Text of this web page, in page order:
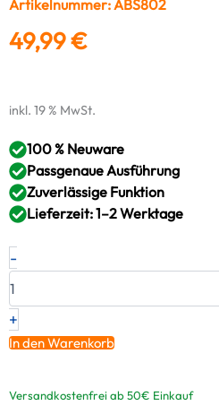
Artikelnummer: ABS802
49,99€
inkl. 19 % MwSt.
100 % Neuware
Passgenaue Ausführung
Zuverlässige Funktion
Lieferzeit: 1–2 Werktage
-
Neuer
Original
OPEL
1.7
TD
8973295880
+
In den Warenkorb
Versandkostenfrei ab 50€ Einkauf